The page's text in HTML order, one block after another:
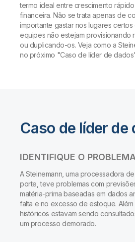
termo ideal entre crescimento
financeira. Não se trata apenas de
importante gastar nos lugares
equipes não estejam provisionando
ou duplicando-os. Veja como a
no próximo "Caso de líder de
Caso de líder de
IDENTIFIQUE O PROBLEMA
A Steinemann, uma processadora
porte, teve problemas com
matéria-prima baseadas em dados
falta e no excesso de estoque.
históricos estavam sendo
um processo demorado.